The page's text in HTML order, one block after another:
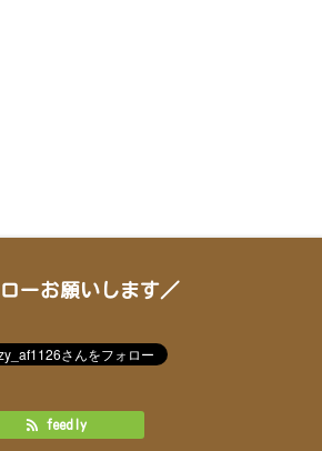
ーお願いします／
feedly